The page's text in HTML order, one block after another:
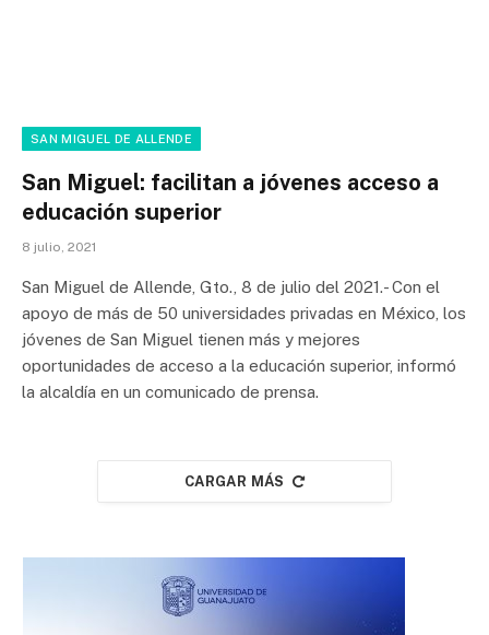
SAN MIGUEL DE ALLENDE
San Miguel: facilitan a jóvenes acceso a
educación superior
8 julio, 2021
San Miguel de Allende, Gto., 8 de julio del 2021.- Con el
apoyo de más de 50 universidades privadas en México, los
jóvenes de San Miguel tienen más y mejores
oportunidades de acceso a la educación superior, informó
la alcaldía en un comunicado de prensa.
CARGAR MÁS